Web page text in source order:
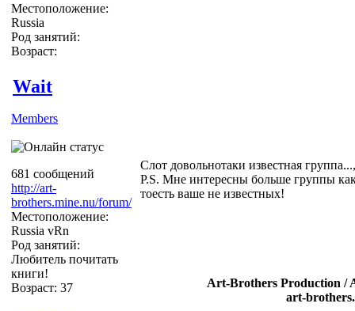
Местоположение:
Russia
Род занятий:
Возраст:
Wait
Members
681 сообщений
http://art-
brothers.mine.nu/forum/
Местоположение:
Russia vRn
Род занятий:
Любитель почитать
книги!
Возраст: 37
Слот довольнотаки известная
P.S. Мне интересны больше группы
тоесть ваше не известных!
Art-Brothers Production /
art-